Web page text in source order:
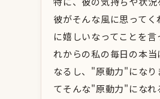
彼がそんな風に思って
に嬉しいなってことを言
れからの私の毎日の本
なるし、"原動力"になり
てそんな"原動力"になれ